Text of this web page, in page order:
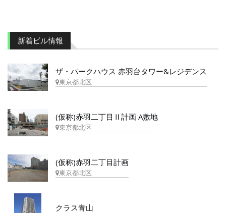
新着ビル情報
ザ・パークハウス 赤羽台タワー&レジデンス
東京都北区
(仮称)赤羽二丁目Ⅱ計画 A敷地
東京都北区
(仮称)赤羽二丁目計画
東京都北区
クラス青山